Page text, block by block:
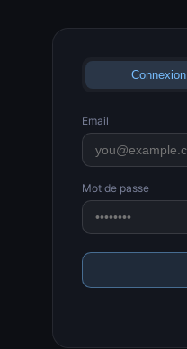
Connexion
Email
Mot de passe